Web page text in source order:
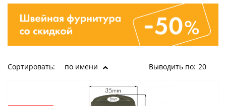
Сортировать: по имени Выводить по: 20